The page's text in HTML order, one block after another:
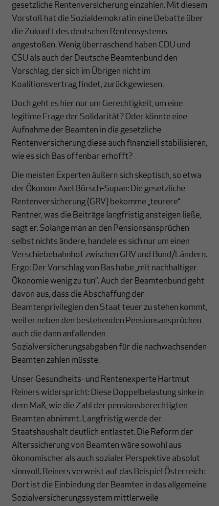
gesetzliche Rentenversicherung einzahlen. Mit diesem
Vorstoß hat die Sozialdemokratin eine Debatte über
die Zukunft des deutschen Rentensystems
angestoßen. Wenig überraschend haben CDU und
CSU als auch der Deutsche Beamtenbund den
Vorschlag, der sich im Übrigen nicht im
Koalitionsvertrag findet, zurückgewiesen.
Doch geht es hier nur um Gerechtigkeit, um eine
legitime Frage der Solidarität? Oder könnte eine
Aufnahme der Beamten in die gesetzliche
Rentenversicherung diese auch finanziell stabilisieren,
wie es sich Bas offenbar erhofft?
Die meisten Experten äußern sich skeptisch, so etwa
der Ökonom Axel Börsch-Supan: Die gesetzliche
Rentenversicherung (GRV) bekomme „teurere“
Rentner, was die Beiträge langfristig ansteigen ließe,
sagt er. Solange man an den Pensionsansprüchen
selbst nichts ändere, handele es sich nur um einen
Verschiebebahnhof zwischen GRV und Bund/Ländern.
Ergo: Der Vorschlag von Bas habe „mit nachhaltiger
Ökonomie wenig zu tun“. Auch der Beamtenbund geht
davon aus, dass die Abschaffung der
Beamtenprivilegien den Staat teuer zu stehen kommt,
weil er neben den bestehenden Pensionsansprüchen
auch die dann anfallenden
Sozialversicherungsabgaben für die nachwachsenden
Beamten zahlen müsste.
Unser Gesundheits- und Rentenexperte Hartmut
Reiners widerspricht: Diese Doppelbelastung sinke in
dem Maß, wie die Zahl der pensionsberechtigten
Beamten abnimmt. Langfristig werde der
Staatshaushalt deutlich entlastet. Die Reform der
Alterssicherung von Beamten wäre sowohl aus
ökonomischer als auch sozialer Perspektive absolut
sinnvoll. Reiners verweist auf das Beispiel Österreich:
Dort ist die Einbindung der Beamten in das allgemeine
Sozialversicherungssystem mittlerweile